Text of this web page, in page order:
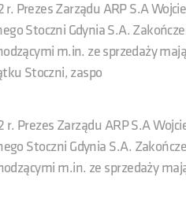
r. Prezes Zarządu ARP S.A
Stoczni Gdynia S.A.
m.in. ze sprzedaży
Stoczni, zaspo
r. Prezes Zarządu ARP S.A
Stoczni Gdynia S.A.
m.in. ze sprzedaży